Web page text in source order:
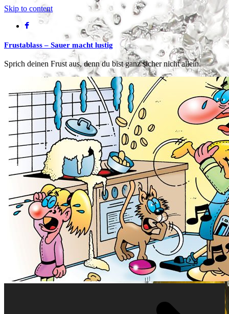
Skip to content
Frustablass – Sauer macht lustig
Sprich deinen Frust aus, denn du bist ganz sicher nicht allein.